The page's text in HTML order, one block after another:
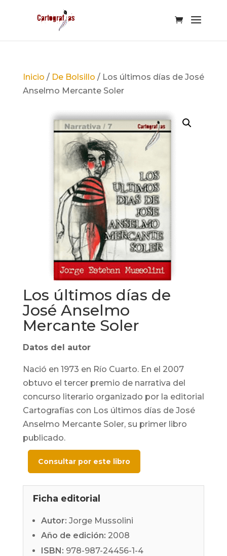
Inicio / De Bolsillo / Los últimos días de José
Anselmo Mercante Soler
Los últimos días de
José Anselmo
Mercante Soler
Datos del autor
Nació en 1973 en Río Cuarto. En el 2007
obtuvo el tercer premio de narrativa del
concurso literario organizado por la editorial
Cartografías con Los últimos días de José
Anselmo Mercante Soler, su primer libro
publicado.
Consultar por este libro
Ficha editorial
Autor: Jorge Mussolini
Año de edición: 2008
ISBN: 978-987-24456-1-4